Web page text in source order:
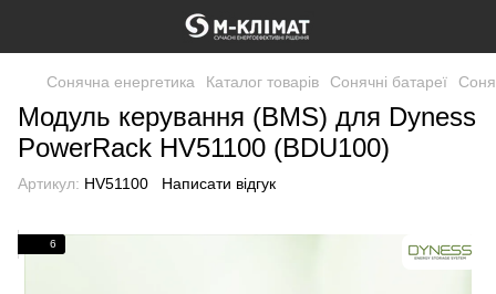
Сонячна енергетика Каталог товарів Сонячні батареї
Модуль керування (BMS) для Dyness
PowerRack HV51100 (BDU100)
Артикул: HV51100 Написати відгук
6